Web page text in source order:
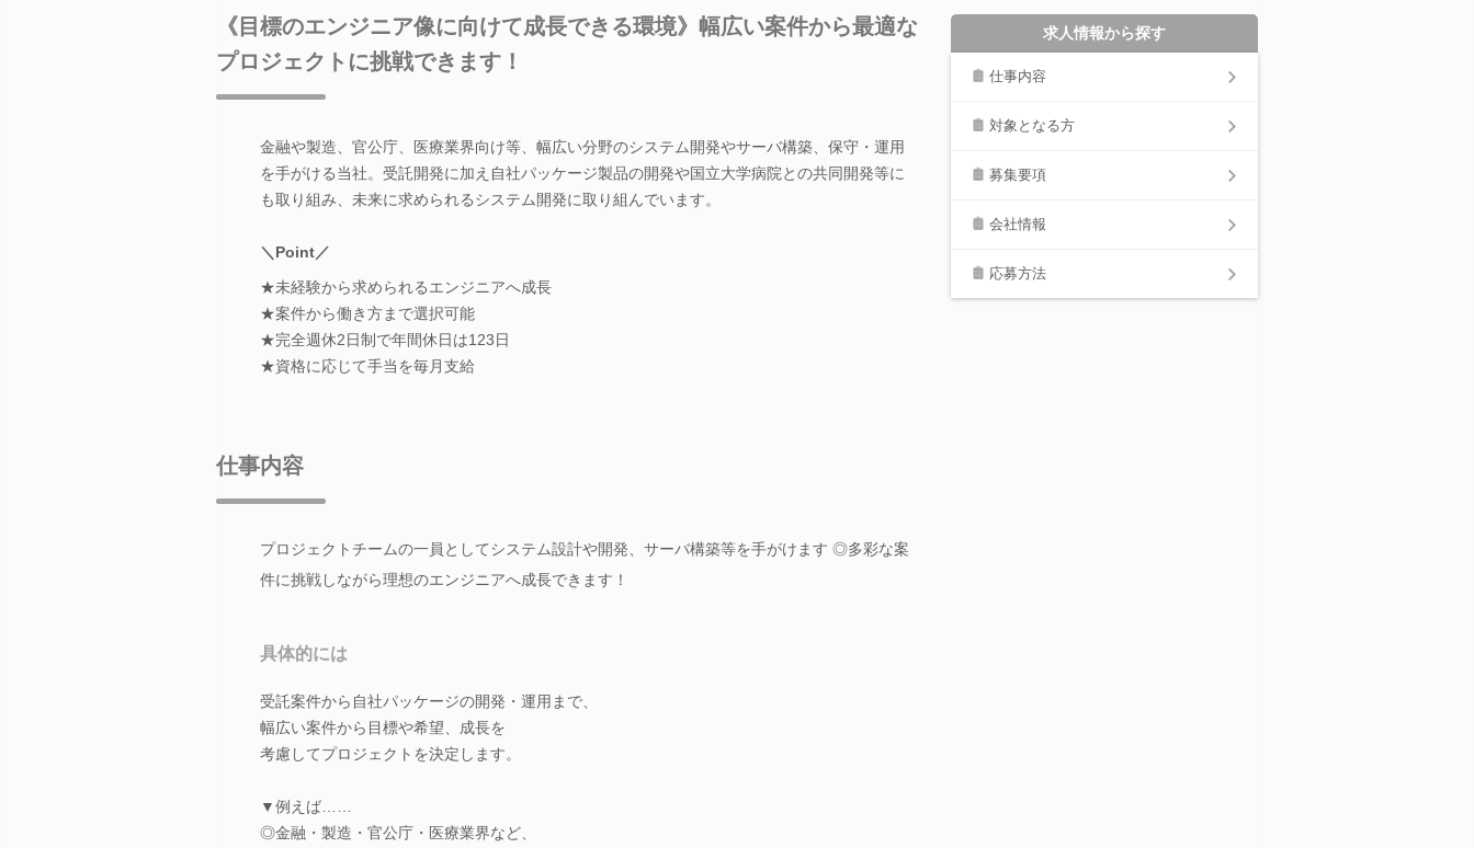
《目標のエンジニア像に向けて成長できる環境》幅広い案件から最適な
プロジェクトに挑戦できます！
金融や製造、官公庁、医療業界向け等、幅広い分野のシステム開発やサーバ構築、保守・運用
を手がける当社。受託開発に加え自社パッケージ製品の開発や国立大学病院との共同開発等に
も取り組み、未来に求められるシステム開発に取り組んでいます。
＼Point／
★未経験から求められるエンジニアへ成長
★案件から働き方まで選択可能
★完全週休2日制で年間休日は123日
★資格に応じて手当を毎月支給
仕事内容
プロジェクトチームの一員としてシステム設計や開発、サーバ構築等を手がけます ◎多彩な案
件に挑戦しながら理想のエンジニアへ成長できます！
具体的には
受託案件から自社パッケージの開発・運用まで、
幅広い案件から目標や希望、成長を
考慮してプロジェクトを決定します。
▼例えば……
◎金融・製造・官公庁・医療業界など、
求人情報から探す
仕事内容
対象となる方
募集要項
会社情報
応募方法